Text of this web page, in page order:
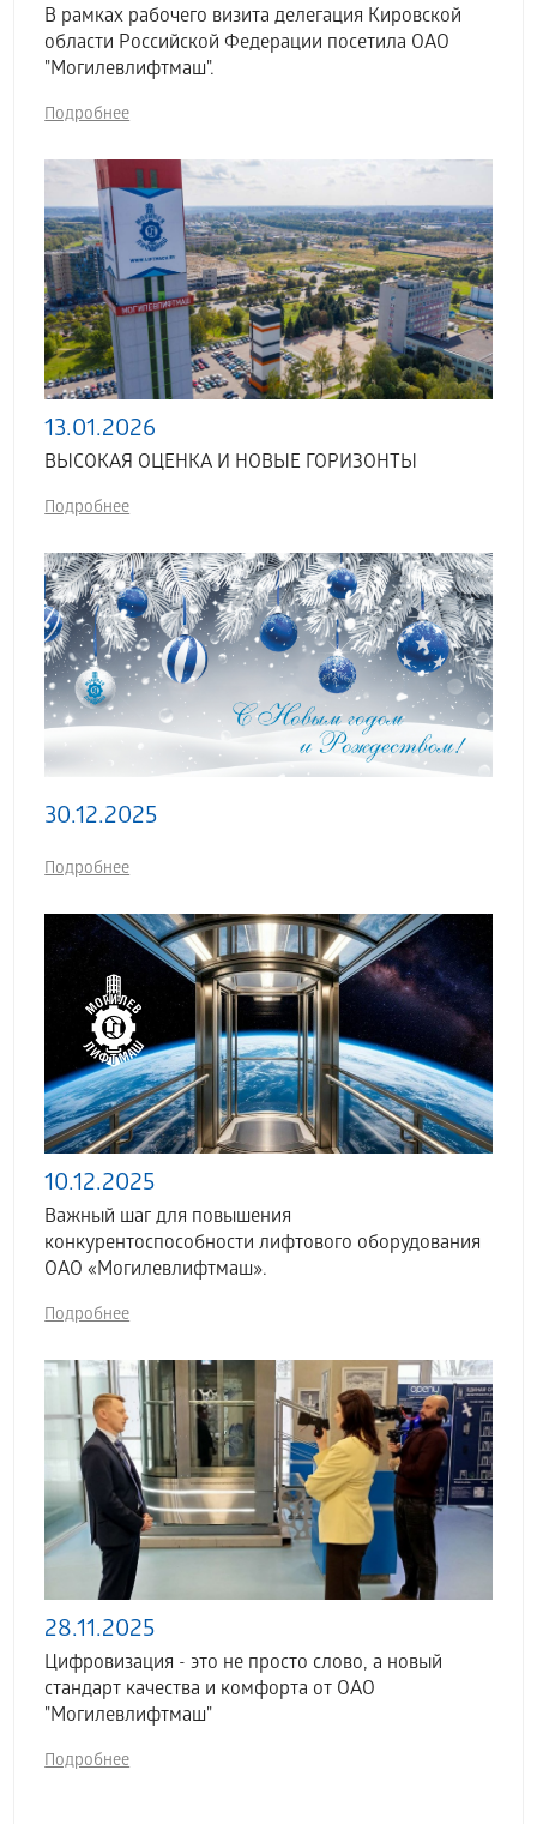
В рамках рабочего визита делегация Кировской
области Российской Федерации посетила ОАО
"Могилевлифтмаш".
Подробнее
13.01.2026
ВЫСОКАЯ ОЦЕНКА И НОВЫЕ ГОРИЗОНТЫ
Подробнее
30.12.2025
Подробнее
10.12.2025
Важный шаг для повышения
конкурентоспособности лифтового оборудования
ОАО «Могилевлифтмаш».
Подробнее
28.11.2025
Цифровизация - это не просто слово, а новый
стандарт качества и комфорта от ОАО
"Могилевлифтмаш"
Подробнее